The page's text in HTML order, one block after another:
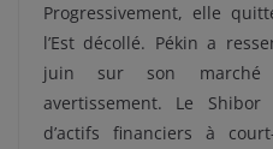
Progressivement, elle
l’Est décollé. Pékin a
juin sur son marché
avertissement. Le Shibor
d’actifs financiers à